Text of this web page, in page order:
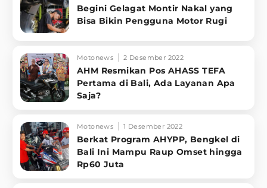
Begini Gelagat Montir Nakal yang
Bisa Bikin Pengguna Motor Rugi
Motonews 2 Desember 2022
AHM Resmikan Pos AHASS TEFA
Pertama di Bali, Ada Layanan Apa
Saja?
Motonews 1 Desember 2022
Berkat Program AHYPP, Bengkel di
Bali Ini Mampu Raup Omset hingga
Rp60 Juta